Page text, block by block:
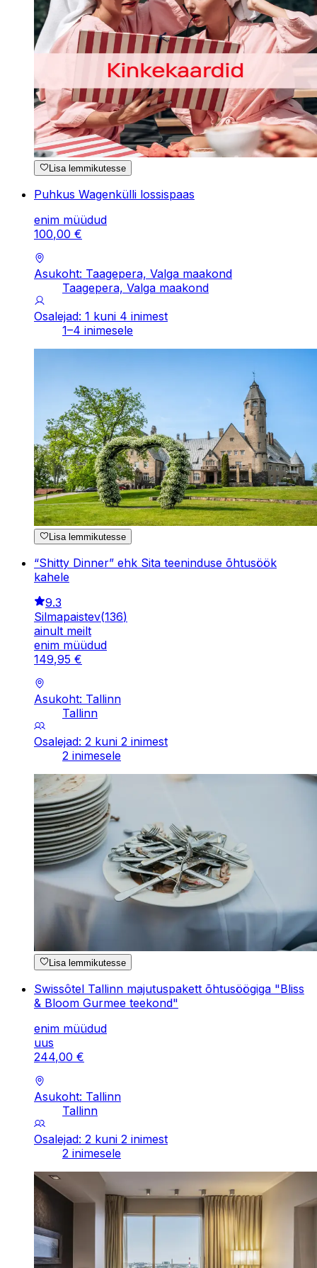
Lisa lemmikutesse
Puhkus Wagenkülli lossispaas
enim müüdud
100,00 €
Asukoht: Taagepera, Valga maakond
Taagepera, Valga maakond
Osalejad: 1 kuni 4 inimest
1–4 inimesele
Lisa lemmikutesse
“Shitty Dinner” ehk Sita teeninduse õhtusöök
kahele
9.3
Silmapaistev(136)
ainult meilt
enim müüdud
149,95 €
Asukoht: Tallinn
Tallinn
Osalejad: 2 kuni 2 inimest
2 inimesele
Lisa lemmikutesse
Swissôtel Tallinn majutuspakett õhtusöögiga "Bliss
& Bloom Gurmee teekond"
enim müüdud
uus
244,00 €
Asukoht: Tallinn
Tallinn
Osalejad: 2 kuni 2 inimest
2 inimesele